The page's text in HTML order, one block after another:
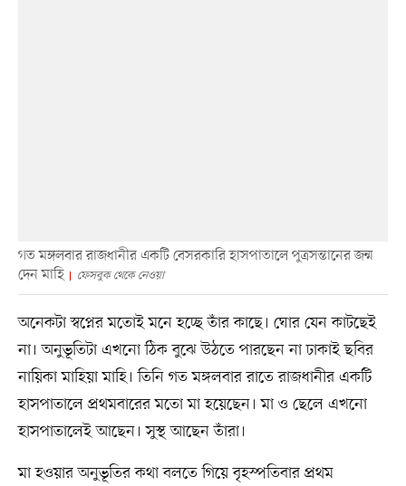
গত মঙ্গলবার রাজধানীর একটি বেসরকারি হাসপাতালে পুত্রসন্তানের জন্ম
দেন মাহি
ফেসবুক থেকে নেওয়া
অনেকটা স্বপ্নের মতোই মনে হচ্ছে তাঁর কাছে। ঘোর যেন কাটছেই
না। অনুভূতিটা এখনো ঠিক বুঝে উঠতে পারছেন না ঢাকাই ছবির
নায়িকা মাহিয়া মাহি। তিনি গত মঙ্গলবার রাতে রাজধানীর একটি
হাসপাতালে প্রথমবারের মতো মা হয়েছেন। মা ও ছেলে এখনো
হাসপাতালেই আছেন। সুস্থ আছেন তাঁরা।
মা হওয়ার অনুভূতির কথা বলতে গিয়ে বৃহস্পতিবার প্রথম